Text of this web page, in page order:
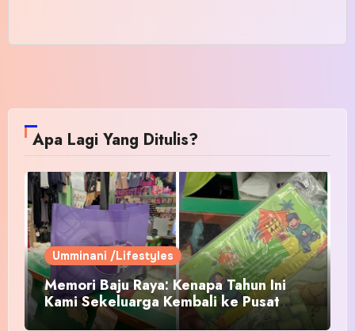
Apa Lagi Yang Ditulis?
Umminani /Lifestyles
Memori Baju Raya: Kenapa Tahun Ini
Kami Sekeluarga Kembali ke Pusat
Pakaian Hari-Hari?